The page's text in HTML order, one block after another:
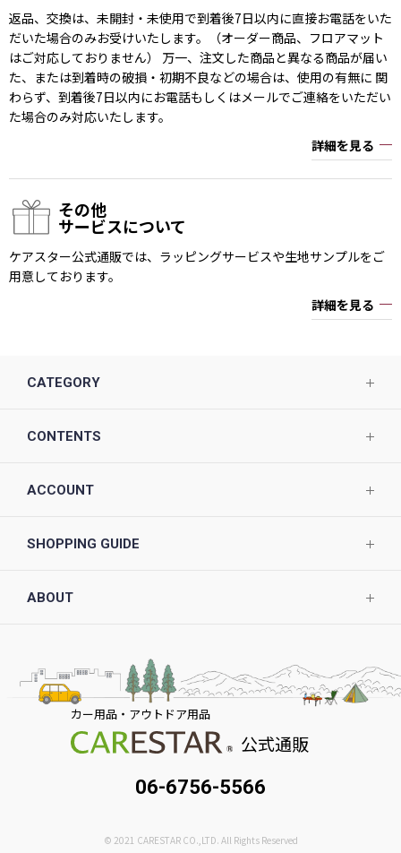
返品、交換は、未開封・未使用で到着後7日以内に直接お電話をいた
だいた場合のみお受けいたします。（オーダー商品、フロアマット
はご対応しておりません） 万一、注文した商品と異なる商品が届い
た、または到着時の破損・初期不良などの場合は、使用の有無に 関
わらず、到着後7日以内にお電話もしくはメールでご連絡をいただい
た場合のみ対応いたします。
詳細を見る
その他
サービスについて
ケアスター公式通販では、ラッピングサービスや生地サンプルをご
用意しております。
詳細を見る
CATEGORY
CONTENTS
ACCOUNT
SHOPPING GUIDE
ABOUT
カー用品・アウトドア用品
公式通販
06-6756-5566
© 2021 CARESTAR CO.,LTD. All Rights Reserved